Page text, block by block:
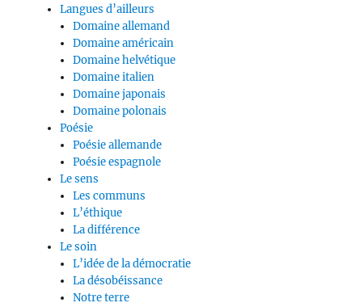
Langues d’ailleurs
Domaine allemand
Domaine américain
Domaine helvétique
Domaine italien
Domaine japonais
Domaine polonais
Poésie
Poésie allemande
Poésie espagnole
Le sens
Les communs
L’éthique
La différence
Le soin
L’idée de la démocratie
La désobéissance
Notre terre